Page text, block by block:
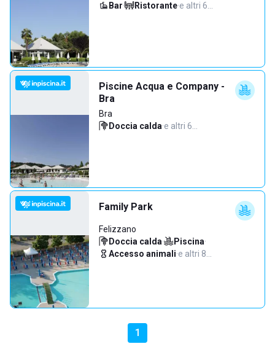
Bar· Ristorante·e altri 6…
Piscine Acqua e Company -
Bra
Bra
Doccia calda·e altri 6…
Family Park
Felizzano
Doccia calda· Piscina·
Accesso animali·e altri 8…
1